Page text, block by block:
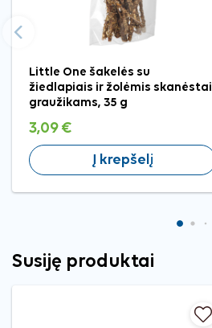
Little One šakelės su
žiedlapiais ir žolėmis skanėstai
graužikams, 35 g
3,09 €
Į krepšelį
Ankstesnis
Susiję produktai